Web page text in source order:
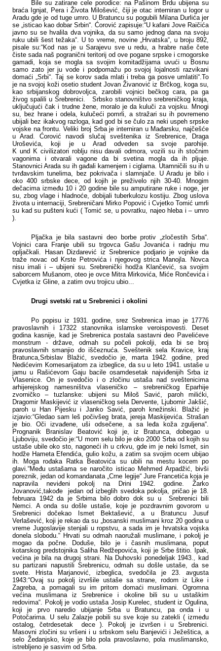
Bile su zatirane cele porodice: na Pašinom Brdu ubijena su
braća Ignjat, Pera i Života Milošević, čiji je otac interniran u logor u
Aradu gde je od tuge umro. U Bratuncu su pogubili Milana Durlića jer
se „isticao kao dobar Srbin“. Ćorović zapisuje:“U kafani Jove Raičića
javno su se hvalila dva vojnika, da su samo jednog dana na svoju
ruku ubili šest težaka“. U to vreme, novine „Hrvatska“, u broju 892,
pisale su:“Kod nas je u Sarajevu sve u redu, a hrabre naše čete
čiste sada naš pogranični teritorij od ove pogane srpske i crnogorske
gamadi, koja se mogla sa svojim komitadžijama uvući u Bosnu
samo zato jer ju vode i podpomažu po svojoj lojalnosti razvikani
domaći „Srbi“. Taj se korov sada mlati i treba ga posve umlatiti“.To
je na svojoj koži osetio student Jovan Živanović iz Brčkog, koga su,
kao srbijanskog dobrovoljca, zarobili vojnici bečkog cara, pa ga
živog spalili u Srebrenici. Srbsko stanovništvo srebreničkog kraja,
uključujući čak i trudne žene, moralo je da kuluči za vojsku. Mnogi
su, bez hrane i odela, kulučeći pomrli, a stražari su ih povremeno
ubijali bez ikakvog razloga, kad god bi se čulo za neki uspeh srpske
vojske na frontu. Veliki broj Srba je interniran u Mađarsku, najčešće
u Arad. Ćorović navodi slučaj sveštenika iz Srebrenice, Draga
Uroševića, koji je u Arad odveden sa svoje parohije.
K und K civilizatori roblju nisu davali odmora, vozili su ih stočnim
vagonima i otvarali vagone da bi svetina mogla da ih pljuje.
Stanovnici Arada su ih gađali kamenjem i ciglama. Utamničili su ih u
tvrđavskim tunelima, bez pokrivača i slamnjače. U Aradu je bilo i
oko 400 srbske dece, od kojih je preživelo njih 30-40. Mnogim
dečacima između 10 i 20 godine bile su amputirane ruke i noge, jer
su, zbog vlage i hladnoće, dobijali tuberkulozu kostiju. Zbog uslova
života u internaciji, Srebreničani Mirko Popović i Cvjetko Tomić umrli
su kad su pušteni kući ( Tomić se, u povratku, najeo hleba i – umro
).
Pljačka je bila sastavni deo borbe protiv „zločestih Srba“.
Vojnici cara Franje ubili su trgovca Gašu Jovanića i radnju mu
opljačkali. Hasan Dizdarević iz Srebrenice podjario je vojnike da
traže novac od Krste Petrovića i njegovog strica Manojla. Novca
nisu imali i – ubijeni su. Srebrenički hodža Klančević, sa svojim
saborcem Mušanom, oteo je ovce Mitra Mirkovića, Miće Rončevića i
Cvjetka iz Gline, a zatim ovu trojicu ubio...
Drugi svetski rat u Srebrenici i okolini
Po popisu iz 1931. godine, srez Srebrenica imao je 17776
pravoslavnih i 17322 stanovnika islamske veroispovesti. Deset
godina kasnije, kad je Srebrenica postala sastavni deo Pavelićeve
monstrum - države, odmah su počeli pokolji, eda bi se broj
pravoslavnih smanjio do iščeznuća. Sveštenik sela Kravice, kraj
Bratunca,Srbislav Blažić, svedočio je, marta 1942. godine, pred
Nedićevim Komesarijatom za izbeglice, da su u leto 1941. ustaše u
jamu u Rašićevom Gaju bacile osamdesetak najviđenijih Srba iz
Vlasenice. On je svedočio i o zločinu ustaša nad sveštenicima
arhijerejskog namesništva vlaseničko – srebreničkog Eparhije
zvorničko – tuzlanske: ubijeni su Miloš Savić, paroh milićki,
Dragomir Maskijević iz vlaseničkog sela Dervente, Ljubomir Jakšić,
paroh u Han Pijesku i Janko Savić, paroh knežinski. Blažić je
izjavio:“Gledao sam leš počivšeg brata, jereja Maskijevića. Strašan
je bio. Oči izvađene, uši odsečene, a sa leđa koža zguljena“.
Prognanik Branislav Beatović koji je, iz Bratunca, dobegao u
Ljuboviju, svedočio je:“U mom selu bilo je oko 2000 Srba od kojih su
ustaše ubile oko sto, nagoneći ih u crkvu, gde im je neki Ismet, sin
hodže Hameta Efendića, gulio kožu, a zatim sa svojim ocem ubijao
ih. Moga rođaka Ratka Beatovića su ubili na mestu kocem po
glavi.“Među ustašama se naročito isticao Mehmed Arpadžić, bivši
poreznik, jedan od komandanata „Crne legije“ Jure Francetića koja je
napravila neviđeni pokolj na Drini 1942. godine. Žarko
Jovanović,takođe jedan od izbeglih svedoka pokolja, pričao je 18.
februara 1942 da je Srbima bilo dobro dok su u Srebrenici bili
Nemci. A onda su došle ustaše, koje je pozdravnim govorom u
Srebrenici dočekao Ismet Bektašević, a u Bratuncu Jusuf
Verlašević, koji je rekao da su „bosanski muslimani kroz 20 godina u
vreme Jugoslavije stenjali u ropstvu, a sada im je hrvatska vojska
donela slobodu.“ Hrvati su odmah naoružali muslimane, i pokolj je
mogao da počne. Doduše, bilo je i časnih muslimana, poput
kotarskog predstojnika Saliha Redžepovića, koji je Srbe štitio. Ipak,
većina je bila na drugoj strani. Na Duhovski ponedeljak 1943., kad
su partizani napustili Srebrenicu, odmah su došle ustaše, da se
svete. Hrista Marjanović, izbeglica, svedočila je 23. avgusta
1943:“Ovaj su pokolj izvršile ustaše sa strane, rodom iz Like i
Zagreba, a pomagali su im pritom domaći muslimani. Ogromna
većina muslimana iz Srebrenice i okoline bili su u ustaškim
redovima“. Pokolj je vodio ustaša Josip Kurelec, student iz Ogulina,
koji je prvo naredio ubijanje Srba u Bratuncu, pa onda i u
Potočarima. U selu Zalazje pobili su sve koje su zatekli ( između
ostalog, četrdesetak dece ). Pokolj je izvršen i u Srebrenici.
Masovni zločini su vršeni i u srbskom selu Banjevići i Ježeštica, a
selo Žedanjsko, koje je bilo pola pravoslavno, pola muslimansko,
istrebljeno je sasvim od Srba.